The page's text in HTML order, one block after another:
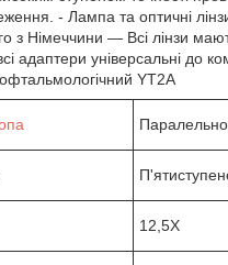
- Лампа та оптичні лінзи
з Німеччини — Всі лінзи
адаптери універсальні до
офтальмологічний YT2A
12,5X